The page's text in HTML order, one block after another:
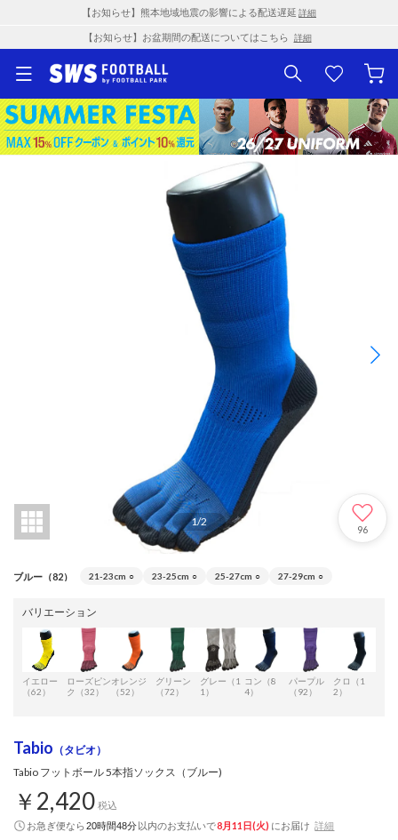
【お知らせ】熊本地域地震の影響による配送遅延 詳細
【お知らせ】お盆期間の配送についてはこちら 詳細
1/2
96
ブルー（82） 21-23cm ○ 23-25cm ○ 25-27cm ○ 27-29cm ○
バリエーション
イエロー
（62）
ローズピン
ク（32）
オレンジ
（52）
グリーン
（72）
グレー（1
1）
コン（8
4）
パープル
（92）
クロ（1
2）
Tabio （タビオ）
Tabio フットボール 5本指ソックス（ブルー)
￥2,420 税込
お急ぎ便なら20時間48分以内のお支払いで8月11日(火) にお届け 詳細